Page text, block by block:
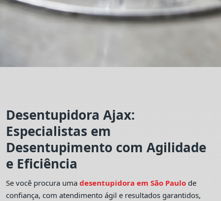
Desentupidora Ajax:
Especialistas em
Desentupimento com Agilidade
e Eficiência
Se você procura umadesentupidora em São Paulo de
confiança, com atendimento ágil e resultados garantidos,